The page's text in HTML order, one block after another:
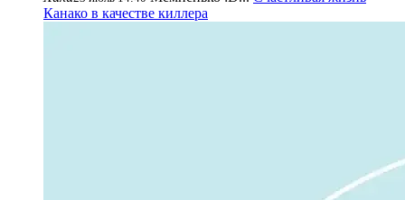
Канако в качестве киллера